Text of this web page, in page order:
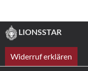
LIONSSTAR
Widerruf erklären